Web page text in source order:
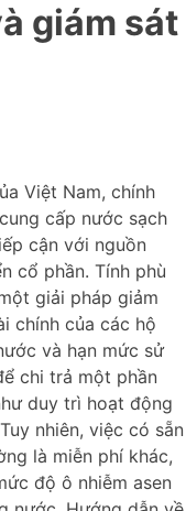
giám sát
Việt Nam, chính
cấp nước sạch
cận với nguồn
cổ phần. Tính phù
giải pháp giảm
chính của các hộ
và hạn mức sử
chi trả một phần
duy trì hoạt động
nhiên, việc có sẵn
là miễn phí khác,
độ ô nhiễm asen